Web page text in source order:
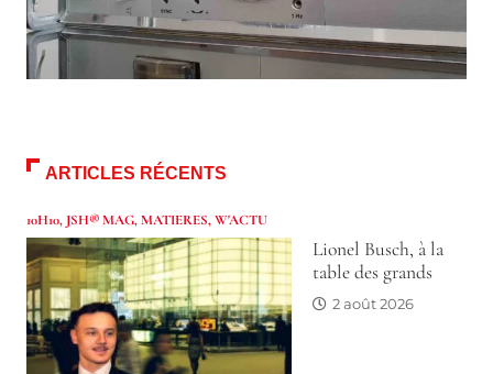
ARTICLES RÉCENTS
10H10, JSH® MAG,MATIERES,W'ACTU
Lionel Busch, à la
table des grands
2 août 2026